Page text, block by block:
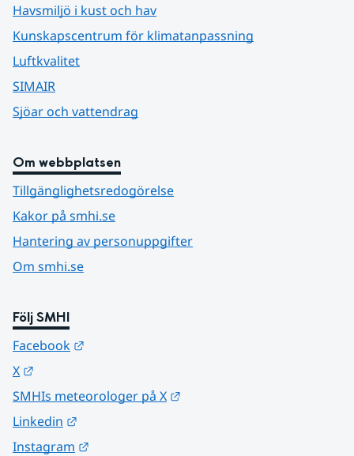
Havsmiljö i kust och hav
Kunskapscentrum för klimatanpassning
Luftkvalitet
SIMAIR
Sjöar och vattendrag
Om webbplatsen
Tillgänglighetsredogörelse
Kakor på smhi.se
Hantering av personuppgifter
Om smhi.se
Följ SMHI
Facebook
X
SMHIs meteorologer på X
Linkedin
Instagram